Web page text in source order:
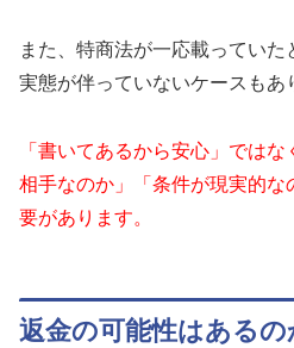
また、特商法が一応載ってい
実態が伴っていないケースもあ
「書いてあるから安心」では
相手なのか」「条件が現実的
要があります。
返金の可能性はある